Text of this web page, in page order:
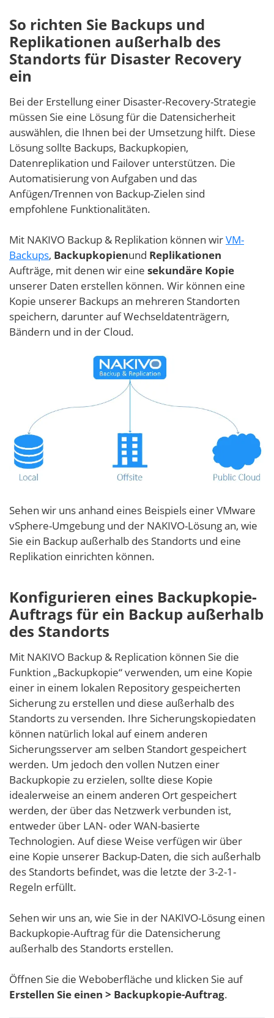
So richten Sie Backups und
Replikationen außerhalb des
Standorts für Disaster Recovery
ein
Bei der Erstellung einer Disaster-Recovery-Strategie
müssen Sie eine Lösung für die Datensicherheit
auswählen, die Ihnen bei der Umsetzung hilft. Diese
Lösung sollte Backups, Backupkopien,
Datenreplikation und Failover unterstützen. Die
Automatisierung von Aufgaben und das
Anfügen/Trennen von Backup-Zielen sind
empfohlene Funktionalitäten.
Mit NAKIVO Backup & Replikation können wirVM-
Backups, Backupkopienund Replikationen
Aufträge, mit denen wir eine sekundäre Kopie
unserer Daten erstellen können. Wir können eine
Kopie unserer Backups an mehreren Standorten
speichern, darunter auf Wechseldatenträgern,
Bändern und in der Cloud.
Sehen wir uns anhand eines Beispiels einer VMware
vSphere-Umgebung und der NAKIVO-Lösung an, wie
Sie ein Backup außerhalb des Standorts und eine
Replikation einrichten können.
Konfigurieren eines Backupkopie-
Auftrags für ein Backup außerhalb
des Standorts
Mit NAKIVO Backup & Replication können Sie die
Funktion „Backupkopie“ verwenden, um eine Kopie
einer in einem lokalen Repository gespeicherten
Sicherung zu erstellen und diese außerhalb des
Standorts zu versenden. Ihre Sicherungskopiedaten
können natürlich lokal auf einem anderen
Sicherungsserver am selben Standort gespeichert
werden. Um jedoch den vollen Nutzen einer
Backupkopie zu erzielen, sollte diese Kopie
idealerweise an einem anderen Ort gespeichert
werden, der über das Netzwerk verbunden ist,
entweder über LAN- oder WAN-basierte
Technologien. Auf diese Weise verfügen wir über
eine Kopie unserer Backup-Daten, die sich außerhalb
des Standorts befindet, was die letzte der 3-2-1-
Regeln erfüllt.
Sehen wir uns an, wie Sie in der NAKIVO-Lösung einen
Backupkopie-Auftrag für die Datensicherung
außerhalb des Standorts erstellen.
Öffnen Sie die Weboberfläche und klicken Sie auf
Erstellen Sie einen > Backupkopie-Auftrag.